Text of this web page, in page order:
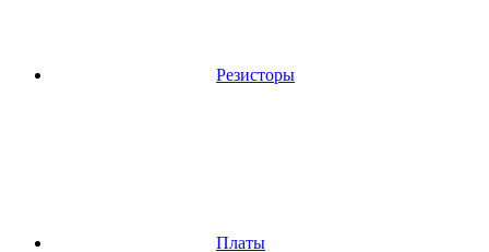
Резисторы
Платы